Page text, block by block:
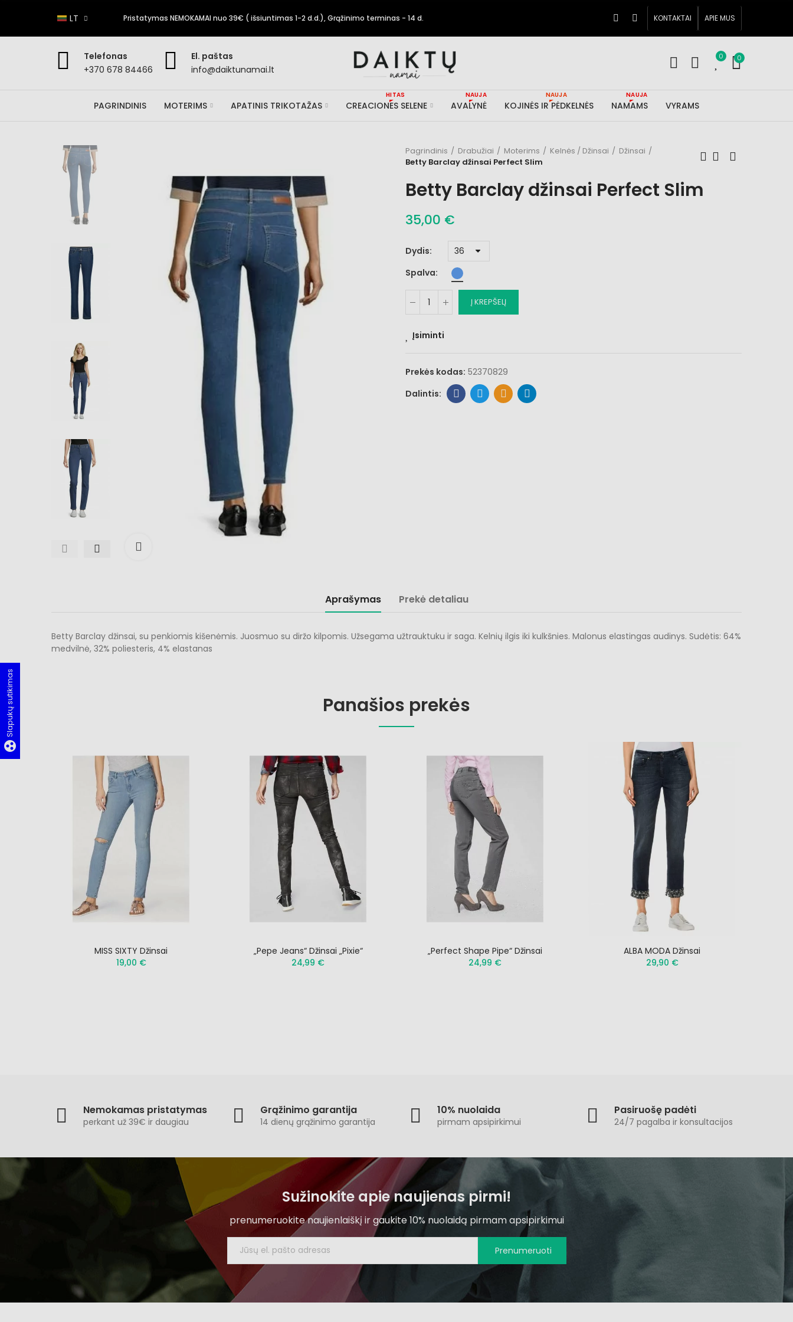
LT Pristatymas NEMOKAMAI nuo 39€ ( išsiuntimas 1-2 d.d.), Grąžinimo terminas - 14 d. KONTAKTAI APIE MUS
Telefonas
+370 678 84466
El. paštas
info@daiktunamai.lt
0 0
PAGRINDINIS MOTERIMS APATINIS TRIKOTAŽAS CREACIONES SELENE
HITAS
AVALYNĖ
NAUJA
KOJINĖS IR PĖDKELNĖS
NAUJA
NAMAMS
NAUJA
VYRAMS
Pagrindinis Drabužiai Moterims Kelnės / Džinsai
Džinsai
Betty Barclay džinsai Perfect Slim
Betty Barclay džinsai Perfect Slim
35,00 €
Dydis
Spalva
Į KREPŠELĮ
Įsiminti
Prekės kodas: 52370829
Aprašymas Prekė detaliau
Betty Barclay džinsai, su penkiomis kišenėmis. Juosmuo su diržo kilpomis. Užsegama užtrauktuku ir saga. Kelnių ilgis iki kulkšnies. Malonus elastingas audinys. Sudėtis: 64%
medvilnė, 32% poliesteris, 4% elastanas
Panašios prekės
MISS SIXTY Džinsai
19,00 €
„Pepe Jeans“ Džinsai „Pixie“
24,99 €
„Perfect Shape Pipe“ Džinsai
24,99 €
ALBA MODA Džinsai
29,90 €
Nemokamas pristatymas
perkant už 39€ ir daugiau
Grąžinimo garantija
14 dienų grąžinimo garantija
10% nuolaida
pirmam apsipirkimui
Pasiruošę padėti
24/7 pagalba ir konsultacijos
Sužinokite apie naujienas pirmi!
prenumeruokite naujienlaiškį ir gaukite 10% nuolaidą pirmam apsipirkimui
Prenumeruoti
group_work
Slapukų sutikimas